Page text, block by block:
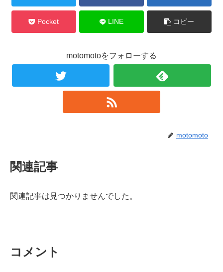
Pocket LINE コピー
motomotoをフォローする
motomoto
関連記事
関連記事は見つかりませんでした。
コメント